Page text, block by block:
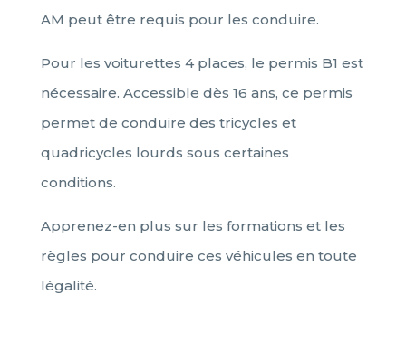
AM peut être requis pour les conduire.
Pour les voiturettes 4 places, le permis B1 est
nécessaire. Accessible dès 16 ans, ce permis
permet de conduire des tricycles et
quadricycles lourds sous certaines
conditions.
Apprenez-en plus sur les formations et les
règles pour conduire ces véhicules en toute
légalité.